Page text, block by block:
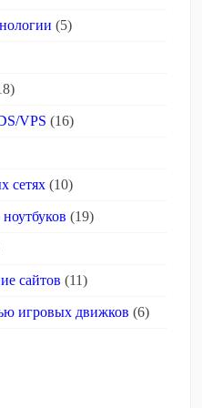
(5)
VPS (16)
сетях (10)
(19)
сайтов (11)
игровых движков (6)